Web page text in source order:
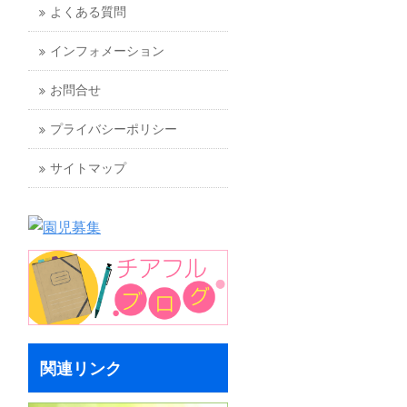
よくある質問
インフォメーション
お問合せ
プライバシーポリシー
サイトマップ
関連リンク